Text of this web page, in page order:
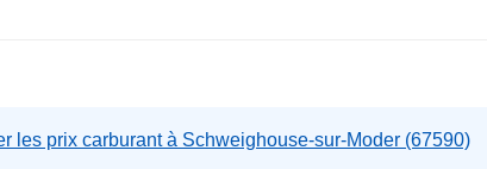
les prix carburant à Schweighouse-sur-Moder (67590)